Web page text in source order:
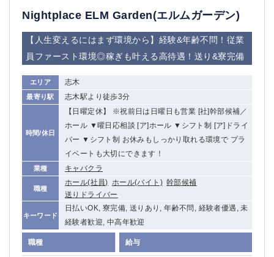
Nightplace ELM Garden(エルムガーデン)
【人生変えるにはまず環境から】経験&年齢不問！従業
員ファースト環境◎稼ぎも叶える高待遇！送り&寮完備
エリア 志木
最寄り駅 志木駅より徒歩3分
時間/休日
【日曜定休】 ※祝前日は日曜日も営業 [社]幹部候補／
ホール ▼曜日応相談 [ア]ホール ▼シフト制 [ア]ドライ
バー ▼シフト制 お休みもしっかり取れる環境で プラ
イベートも大切にできます！
業種 キャバクラ
職種
ホール(社員) ホール(バイト) 幹部候補
送りドライバー
キーワード
日払いOK, 寮完備, 送りあり, 年齢不問, 経験者優遇, 未
経験者歓迎, 中高年歓迎
職種 給与
市川
西麻布
五井
神奈川県
関内
川崎
溝の口
新横浜
藤沢
平塚
武蔵小杉
橋本
小田原
横浜・桜木町
関内・馬車道・日ノ出町
元住吉
たまプラーザ
大船
相模原
厚木
横須賀
桜木町